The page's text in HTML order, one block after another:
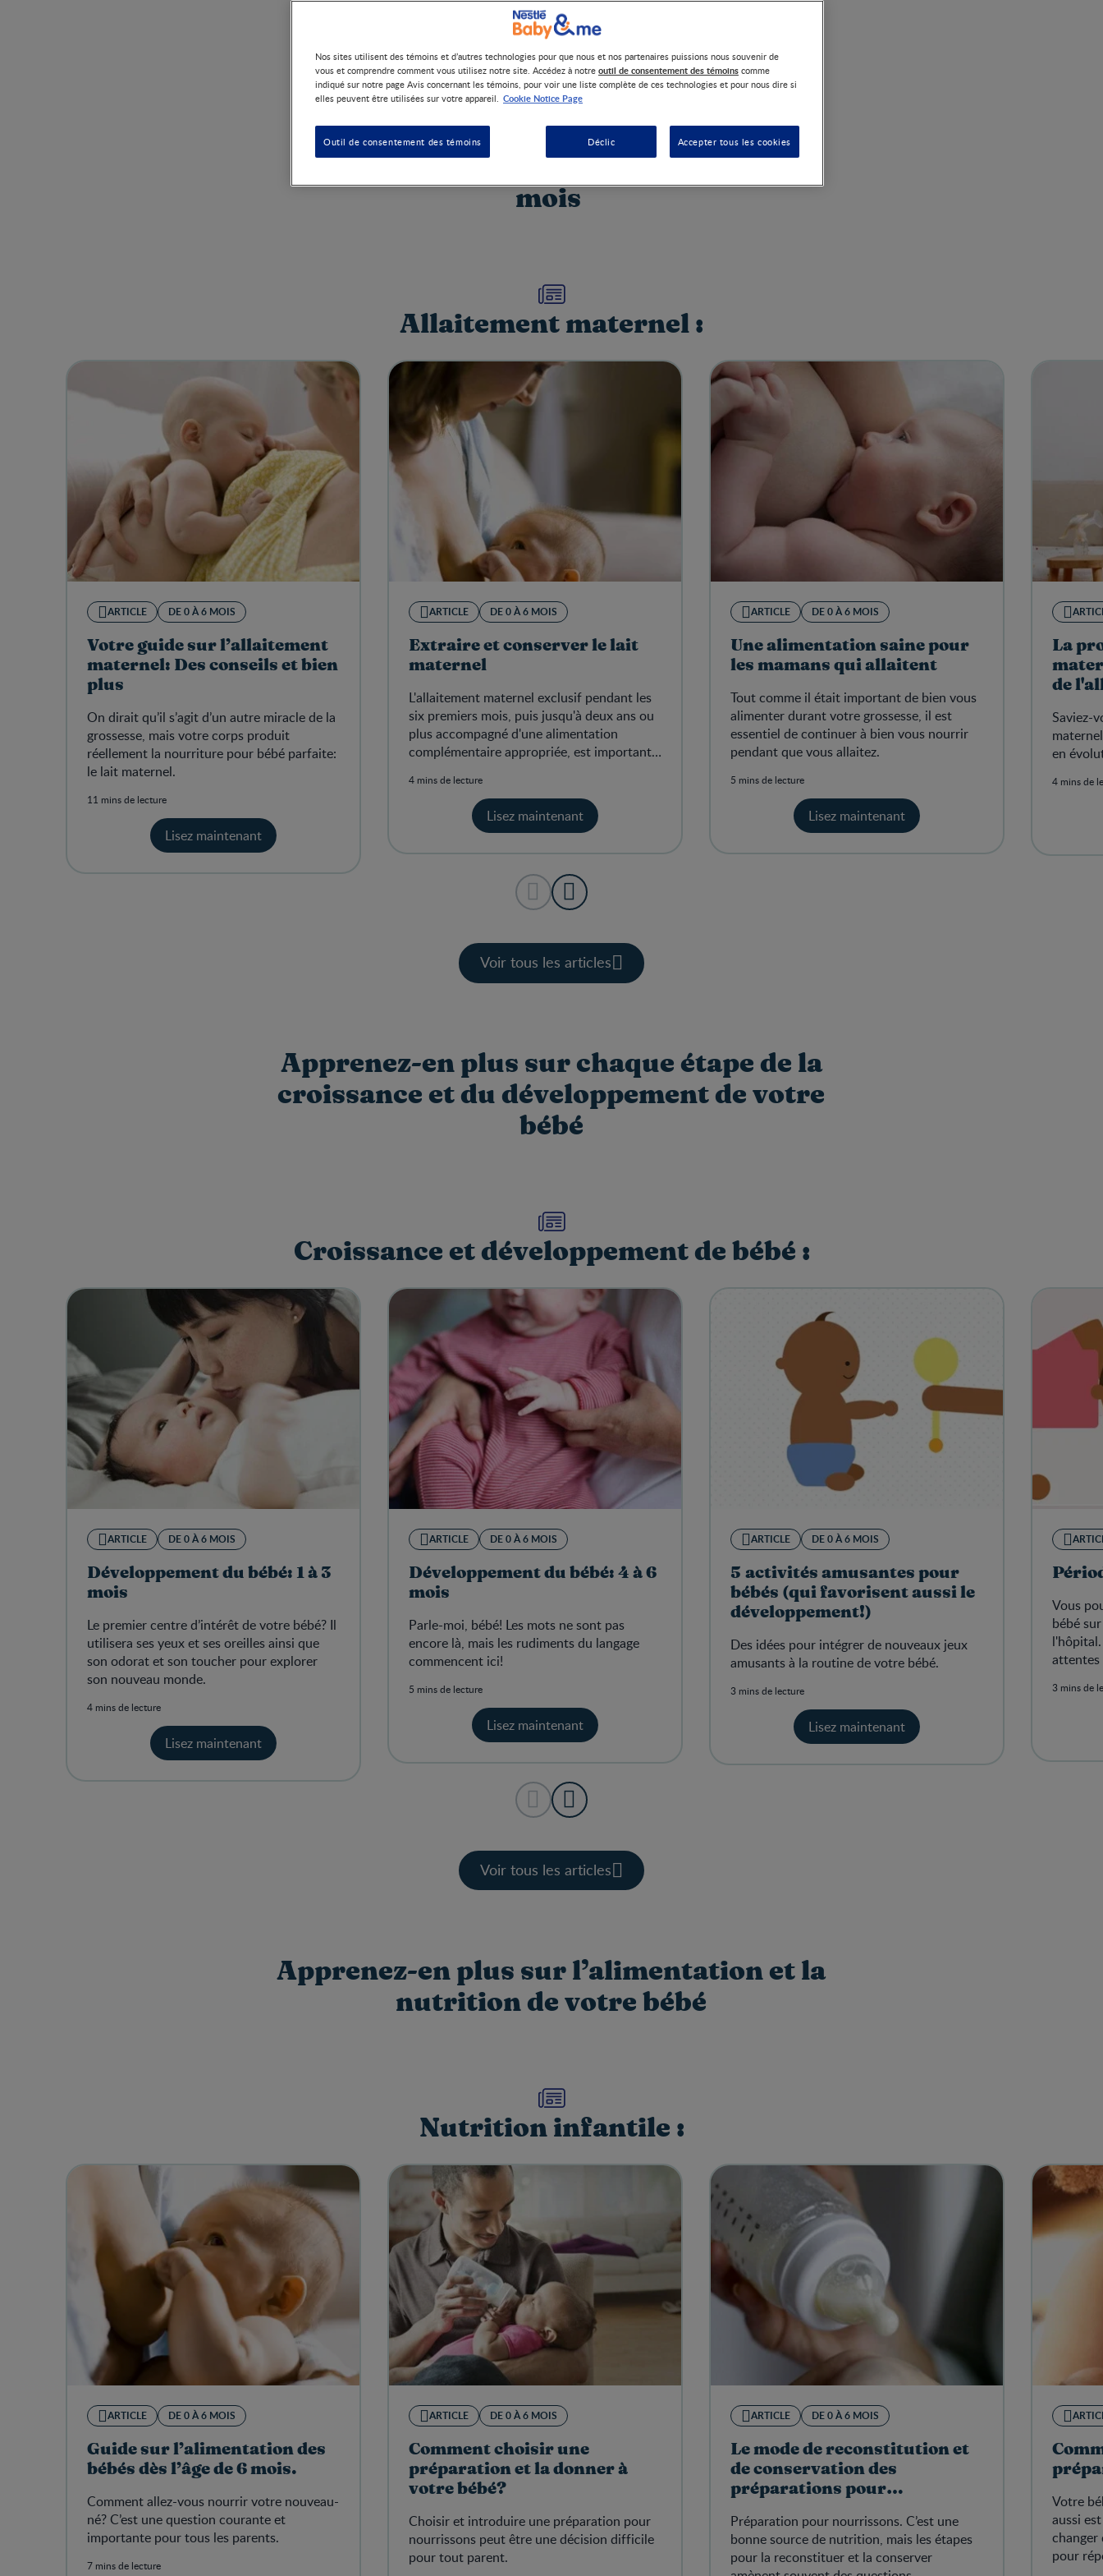
Apprenez-en plus sur l’allaitement
mois
Allaitement maternel :
ARTICLE DE 0 À 6 MOIS
Votre guide sur l’allaitement
maternel: Des conseils et bien
plus
On dirait qu’il s’agit d’un autre miracle de la
grossesse, mais votre corps produit
réellement la nourriture pour bébé parfaite:
le lait maternel.
11 mins de lecture
Lisez maintenant
ARTICLE DE 0 À 6 MOIS
Extraire et conserver le lait
maternel
L'allaitement maternel exclusif pendant les
six premiers mois, puis jusqu'à deux ans ou
plus accompagné d'une alimentation
complémentaire appropriée, est important
4 mins de lecture
Lisez maintenant
ARTICLE DE 0 À 6 MOIS
Une alimentation saine pour
les mamans qui allaitent
Tout comme il était important de bien vous
alimenter durant votre grossesse, il est
essentiel de continuer à bien vous nourrir
pendant que vous allaitez.
5 mins de lecture
Lisez maintenant
La
de
Saviez-
en
4 mins de
Voir tous les articles
Apprenez-en plus sur chaque étape de la
croissance et du développement de votre
bébé
Croissance et développement de bébé :
ARTICLE DE 0 À 6 MOIS
Développement du bébé: 1 à 3
mois
Le premier centre d’intérêt de votre bébé? Il
utilisera ses yeux et ses oreilles ainsi que
son odorat et son toucher pour explorer
son nouveau monde.
4 mins de lecture
Lisez maintenant
ARTICLE DE 0 À 6 MOIS
Développement du bébé: 4 à 6
mois
Parle-moi, bébé! Les mots ne sont pas
encore là, mais les rudiments du langage
commencent ici!
5 mins de lecture
Lisez maintenant
ARTICLE DE 0 À 6 MOIS
5 activités amusantes pour
bébés (qui favorisent aussi le
développement!)
Des idées pour intégrer de nouveaux jeux
amusants à la routine de votre bébé.
3 mins de lecture
Lisez maintenant
Vous
bébé
attentes
3 mins de
Voir tous les articles
Apprenez-en plus sur l’alimentation et la
nutrition de votre bébé
Nutrition infantile :
ARTICLE DE 0 À 6 MOIS
Guide sur l’alimentation des
bébés dès l’âge de 6 mois.
Comment allez-vous nourrir votre nouveau-
né? C’est une question courante et
importante pour tous les parents.
7 mins de lecture
ARTICLE DE 0 À 6 MOIS
Comment choisir une
préparation et la donner à
votre bébé?
Choisir et introduire une préparation pour
nourrissons peut être une décision difficile
pour tout parent.
ARTICLE DE 0 À 6 MOIS
Le mode de reconstitution et
de conservation des
préparations pour
Préparation pour nourrissons. C’est une
bonne source de nutrition, mais les étapes
pour la reconstituer et la conserver
Votre
aussi
changer
pour
Nos sites utilisent des témoins et d’autres technologies pour que nous et nos partenaires puissions nous souvenir de
vous et comprendre comment vous utilisez notre site. Accédez à notre outil de consentement des témoins comme
indiqué sur notre page Avis concernant les témoins, pour voir une liste complète de ces technologies et pour nous dire si
elles peuvent être utilisées sur votre appareil. Cookie Notice Page
Déclic Accepter tous les cookies
Outil de consentement des témoins